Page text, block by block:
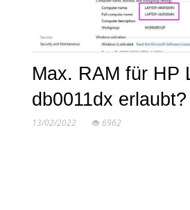
Max. RAM für HP
db0011dx erlaubt?
13/02/2022 6962